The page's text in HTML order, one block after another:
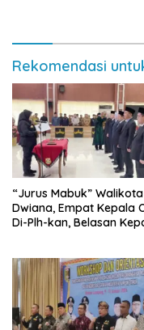
Rekomendasi
“Jurus Mabuk”
Dwiana, Empat Kepala
Di-Plh-kan, Belasan